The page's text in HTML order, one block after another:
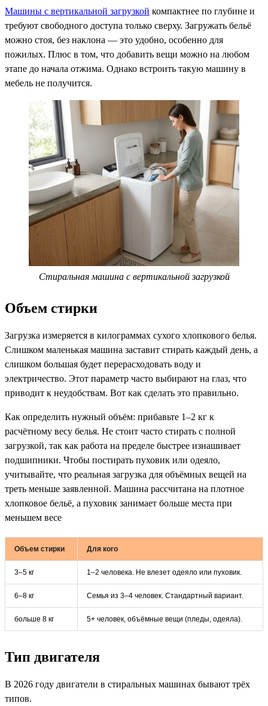
Машины с вертикальной загрузкой компактнее по глубине и
требуют свободного доступа только сверху. Загружать бельё
можно стоя, без наклона — это удобно, особенно для
пожилых. Плюс в том, что добавить вещи можно на любом
этапе до начала отжима. Однако встроить такую машину в
мебель не получится.
Стиральная машина с вертикальной загрузкой
Объем стирки
Загрузка измеряется в килограммах сухого хлопкового белья.
Слишком маленькая машина заставит стирать каждый день, а
слишком большая будет перерасходовать воду и
электричество. Этот параметр часто выбирают на глаз, что
приводит к неудобствам. Вот как сделать это правильно.
Как определить нужный объём: прибавьте 1–2 кг к
расчётному весу белья. Не стоит часто стирать с полной
загрузкой, так как работа на пределе быстрее изнашивает
подшипники. Чтобы постирать пуховик или одеяло,
учитывайте, что реальная загрузка для объёмных вещей на
треть меньше заявленной. Машина рассчитана на плотное
хлопковое бельё, а пуховик занимает больше места при
меньшем весе
Объем стирки Для кого
3–5 кг 1–2 человека. Не влезет одеяло или пуховик.
6–8 кг Семья из 3–4 человек. Стандартный вариант.
больше 8 кг 5+ человек, объёмные вещи (пледы, одеяла).
Тип двигателя
В 2026 году двигатели в стиральных машинах бывают трёх
типов.